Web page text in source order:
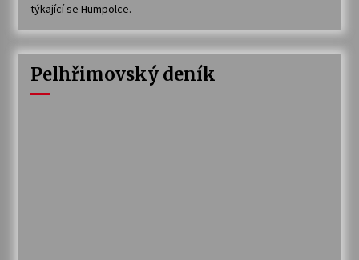
týkající se Humpolce.
Pelhřimovský deník